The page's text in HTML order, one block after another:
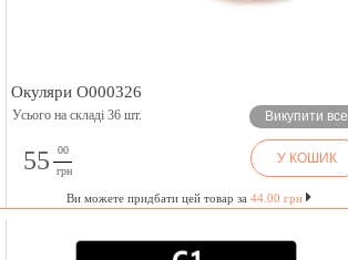
Окуляри O000326
Усього на складі 36 шт. Викупити все
55
00
грн
У КОШИК
Ви можете придбати цей товар за 44.00 грн